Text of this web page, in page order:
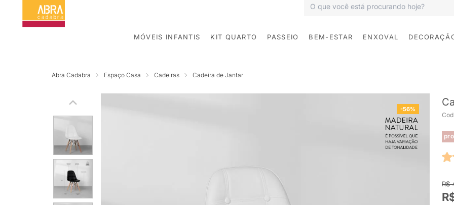
MÓVEIS INFANTIS KIT QUARTO PASSEIO BEM-ESTAR ENXOVAL
Abra Cadabra Espaço Casa Cadeiras Cadeira de Jantar
-56%
R$